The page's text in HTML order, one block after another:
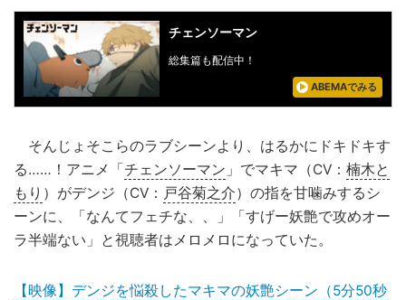
チェンソーマン
総集篇も配信中！
ABEMAでみる
そんじょそこらのラブシーンより、はるかにドキドキす
る……！アニメ「チェンソーマン 」でマキマ（CV： 楠木と
もり ）がデンジ（CV： 戸谷菊之介）の指を甘噛みするシ
ーンに、「なんてフェチな、、」「すげー妖艶で攻めオー
ラ半端ない」と視聴者はメロメロになっていた。
【映像】デンジを悩殺したマキマの妖艶シーン（5分50秒